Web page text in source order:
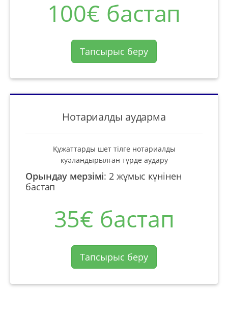
100€ бастап
Тапсырыс беру
Нотариалды аударма
Құжаттарды шет тілге нотариалды
куәландырылған түрде аудару
Орындау мерзімі:2 жұмыс күнінен
бастап
35€ бастап
Тапсырыс беру